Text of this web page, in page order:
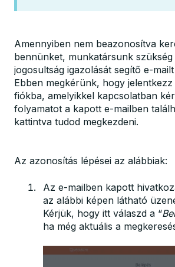
Amennyiben nem beazonosítva
bennünket, munkatársunk szükség
jogosultság igazolását segítő e-
Ebben megkérünk, hogy
fiókba, amelyikkel kapcsolatban
folyamatot a kapott e-mailben
kattintva tudod megkezdeni.
Az azonosítás lépései az alábbiak:
Az e-mailben kapott
az alábbi képen látható
Kérjük, hogy itt válaszd a “
ha még aktuális a